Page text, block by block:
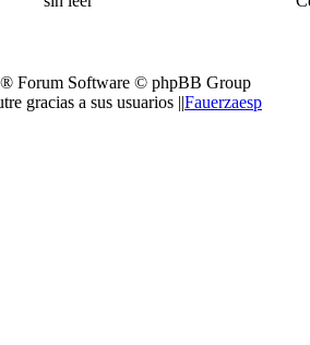
® Forum Software © phpBB Group
gracias a sus usuarios ||Fauerzaesp